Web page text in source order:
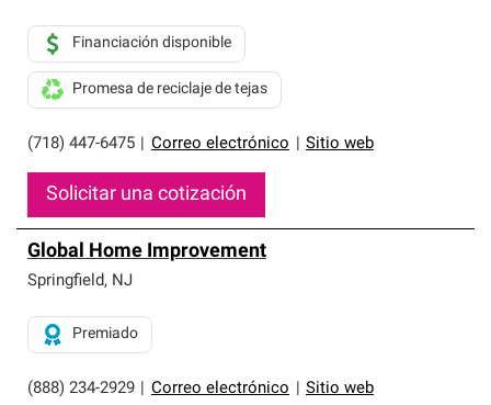
(718) 447-6475 Correo electrónico Sitio web
Financiación disponible
Promesa de reciclaje de tejas
Solicitar una cotización
Global Home Improvement
Springfield, NJ
(888) 234-2929 Correo electrónico Sitio web
Premiado